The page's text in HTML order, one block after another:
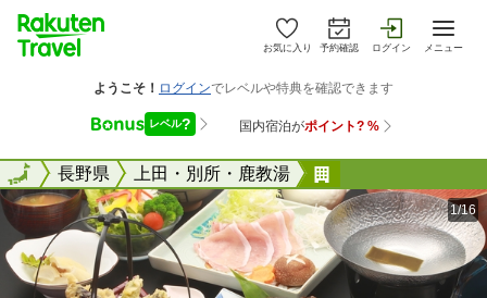
お気に入り 予約確認 ログイン メニュー
全国長野県 上田・別所・鹿教湯
全国
1/16